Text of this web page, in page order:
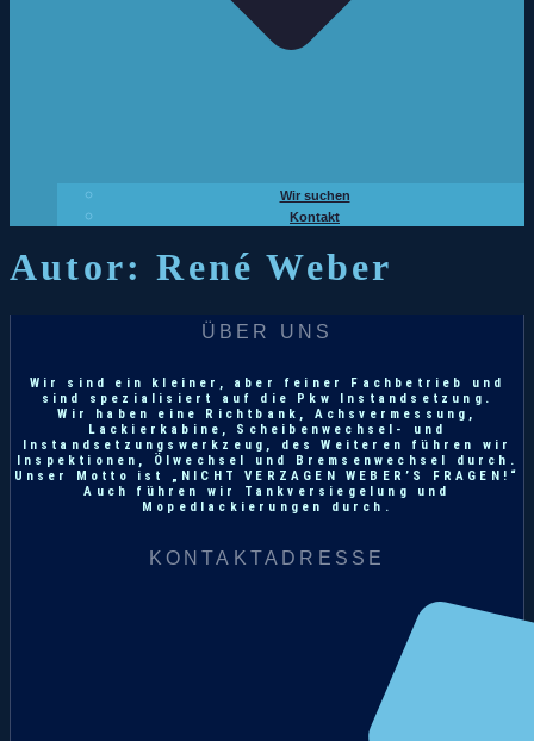
Wir suchen
Kontakt
Autor:René Weber
ÜBER UNS
Wir sind ein kleiner, aber feiner Fachbetrieb und
sind spezialisiert auf die Pkw Instandsetzung.
Wir haben eine Richtbank, Achsvermessung,
Lackierkabine, Scheibenwechsel- und
Instandsetzungswerkzeug, des Weiteren führen wir
Inspektionen, Ölwechsel und Bremsenwechsel durch.
Unser Motto ist „NICHT VERZAGEN WEBER’S FRAGEN!“
Auch führen wir Tankversiegelung und
Mopedlackierungen durch.
KONTAKTADRESSE